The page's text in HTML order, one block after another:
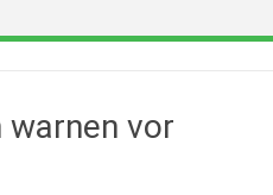
warnen vor